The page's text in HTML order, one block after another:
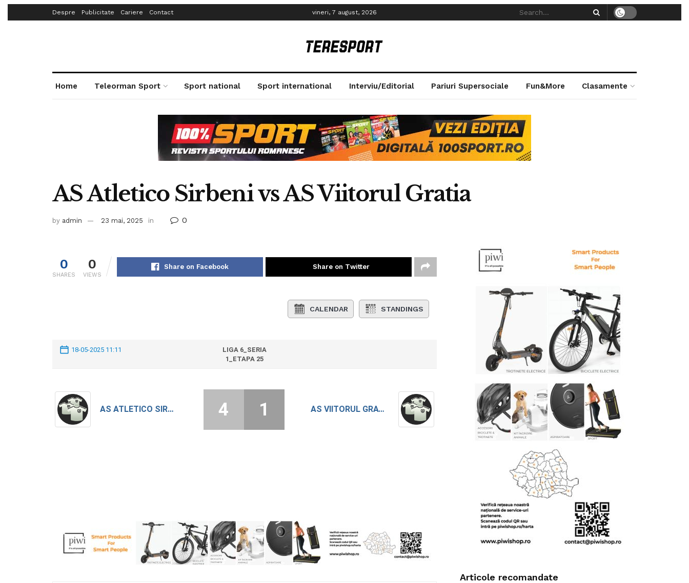
Despre Publicitate Cariere Contact vineri, 7 august, 2026
Home Teleorman Sport Sport national Sport international Interviu/Editorial Pariuri Supersociale Fun&More Clasamente
AS Atletico Sirbeni vs AS Viitorul Gratia
by admin 23 mai, 2025 in 0
0
SHARES
0
VIEWS
Share on Facebook Share on Twitter
CALENDAR STANDINGS
18-05-2025 11:11
LIGA 6_SERIA
1_ETAPA 25
AS ATLETICO SIRBENI AS VIITORUL GRATIA
4 1
Articole recomandate